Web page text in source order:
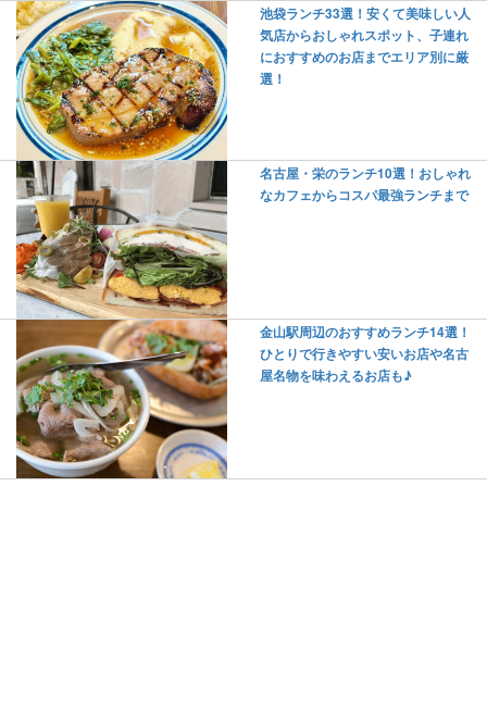
池袋ランチ33選！安くて美味しい人
気店からおしゃれスポット、子連れ
におすすめのお店までエリア別に厳
選！
名古屋・栄のランチ10選！おしゃれ
なカフェからコスパ最強ランチまで
金山駅周辺のおすすめランチ14選！
ひとりで行きやすい安いお店や名古
屋名物を味わえるお店も♪